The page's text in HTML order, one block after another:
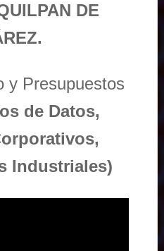
DE
y Presupuestos
de Datos,
Industriales)